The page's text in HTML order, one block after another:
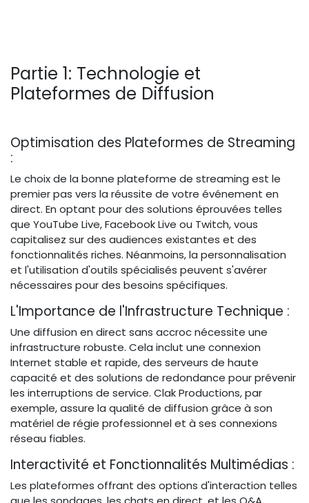
Partie 1: Technologie et
Plateformes de Diffusion
Optimisation des Plateformes de Streaming
:
Le choix de la bonne plateforme de streaming est le
premier pas vers la réussite de votre événement en
direct. En optant pour des solutions éprouvées telles
que YouTube Live, Facebook Live ou Twitch, vous
capitalisez sur des audiences existantes et des
fonctionnalités riches. Néanmoins, la personnalisation
et l'utilisation d'outils spécialisés peuvent s'avérer
nécessaires pour des besoins spécifiques.
L'Importance de l'Infrastructure Technique :
Une diffusion en direct sans accroc nécessite une
infrastructure robuste. Cela inclut une connexion
Internet stable et rapide, des serveurs de haute
capacité et des solutions de redondance pour prévenir
les interruptions de service. Clak Productions, par
exemple, assure la qualité de diffusion grâce à son
matériel de régie professionnel et à ses connexions
réseau fiables.
Interactivité et Fonctionnalités Multimédias :
Les plateformes offrant des options d'interaction telles